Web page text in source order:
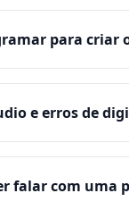
para criar
e erros de
falar com uma